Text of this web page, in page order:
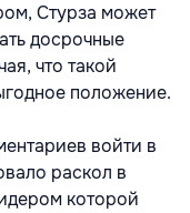
Стурза может
досрочные
что такой
положение.
войти в
раскол в
которой